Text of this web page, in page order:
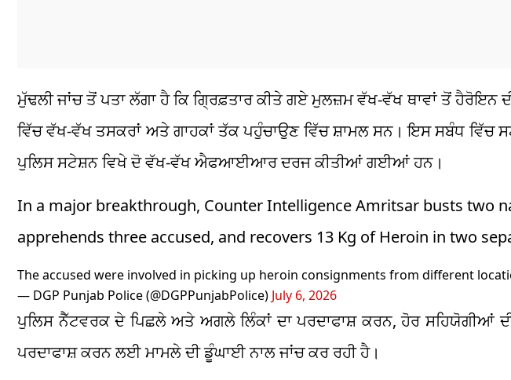
ਮੁੱਢਲੀ ਜਾਂਚ ਤੋਂ ਪਤਾ ਲੱਗਾ ਹੈ ਕਿ ਗ੍ਰਿਫ਼ਤਾਰ ਕੀਤੇ ਗਏ ਮੁਲਜ਼ਮ ਵੱਖ-ਵੱਖ ਥਾਵਾਂ ਤੋਂ
ਵਿੱਚ ਵੱਖ-ਵੱਖ ਤਸਕਰਾਂ ਅਤੇ ਗਾਹਕਾਂ ਤੱਕ ਪਹੁੰਚਾਉਣ ਵਿੱਚ ਸ਼ਾਮਲ ਸਨ। ਇਸ ਸਬੰਧ
ਪੁਲਿਸ ਸਟੇਸ਼ਨ ਵਿਖੇ ਦੋ ਵੱਖ-ਵੱਖ ਐਫਆਈਆਰ ਦਰਜ ਕੀਤੀਆਂ ਗਈਆਂ ਹਨ।
In a major breakthrough, Counter Intelligence Amritsar busts two
apprehends three accused, and recovers 13 Kg of Heroin in two
The accused were involved in picking up heroin consignments from different
— DGP Punjab Police (@DGPPunjabPolice) July 6, 2026
ਪੁਲਿਸ ਨੈੱਟਵਰਕ ਦੇ ਪਿਛਲੇ ਅਤੇ ਅਗਲੇ ਲਿੰਕਾਂ ਦਾ ਪਰਦਾਫਾਸ਼ ਕਰਨ, ਹੋਰ ਸਹਿਯੋਗੀਆਂ
ਪਰਦਾਫਾਸ਼ ਕਰਨ ਲਈ ਮਾਮਲੇ ਦੀ ਡੂੰਘਾਈ ਨਾਲ ਜਾਂਚ ਕਰ ਰਹੀ ਹੈ।